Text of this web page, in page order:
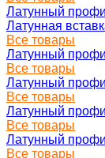
Латунный
Латунная
Все товары
Латунный
Все товары
Латунный
Все товары
Латунный
Все товары
Латунный
Все товары